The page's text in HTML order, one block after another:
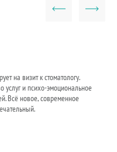
на визит к стоматологу.
и психо-эмоциональное
Всё новое, современное